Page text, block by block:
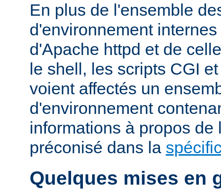
En plus de l'ensemble
d'environnement
d'Apache httpd et de
le shell, les scripts CGI
voient affectés un
d'environnement
informations à propos de
préconisé dans la
Quelques mises en